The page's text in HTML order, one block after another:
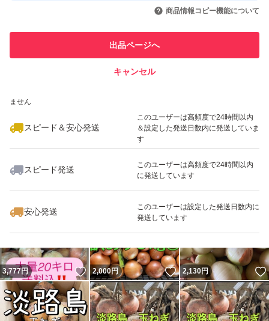
引を完了させた実績があります
での取引実績があります
ません
スピード＆安心発送
このユーザーは高頻度で24時間以内
＆設定した発送日数内に発送していま
す
スピード発送
このユーザーは高頻度で24時間以内
に発送しています
安心発送
このユーザーは設定した発送日数内に
発送しています
商品情報コピー機能について
出品ページへ
キャンセル
いいね！
2,280
3,777円 いいね！
2,000円 いいね！
2,130円